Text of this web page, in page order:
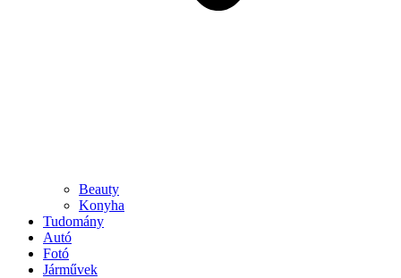
Beauty
Konyha
Tudomány
Autó
Fotó
Járművek